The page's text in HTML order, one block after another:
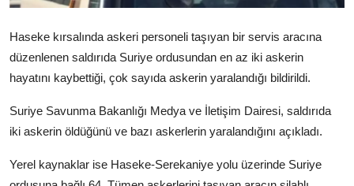
Haseke kırsalında askeri personeli taşıyan bir servis aracına
düzenlenen saldırıda Suriye ordusundan en az iki askerin
hayatını kaybettiği, çok sayıda askerin yaralandığı bildirildi.
Suriye Savunma Bakanlığı Medya ve İletişim Dairesi, saldırıda
iki askerin öldüğünü ve bazı askerlerin yaralandığını açıkladı.
Yerel kaynaklar ise Haseke-Serekaniye yolu üzerinde Suriye